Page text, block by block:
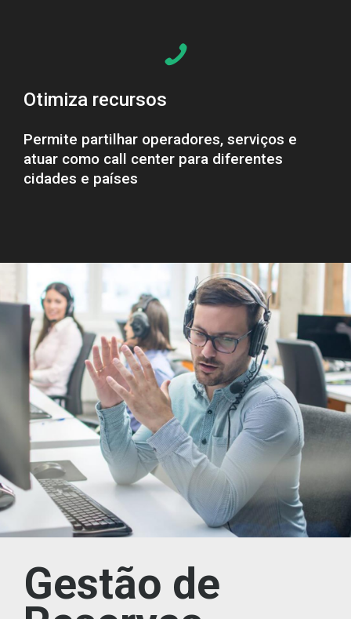
Otimiza recursos
Permite partilhar operadores, serviços e
atuar como call center para diferentes
cidades e países
Gestão de